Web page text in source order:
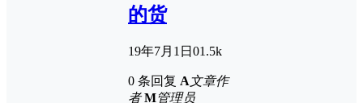
的货
19年7月1日 01.5k
0 条回复 A文章作
者 M管理员